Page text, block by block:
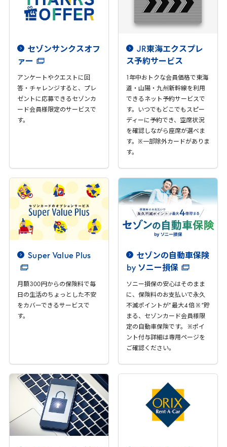
セゾンサンクスオフ
ァー
アンケートやクエストに回
答・チャレンジすると、プレ
ゼントに応募できるセゾンカ
ード会員様限定のサービスで
す。
JR東海エクスプレ
ス予約サービス
年中おトクな会員価格で東海
道・山陽・九州新幹線を利用
できるネット予約サービスで
す。いつでもどこでもスピー
ディーに予約でき、空席状況
を確認しながら座席が選べま
す。※一部除外カードがありま
す。
Super Value Plus
月額300 円からの保険料で毎
日の生活のちょっとした不安
をカバーできるサービスで
す。
セゾンの自動車保険
by ソニー損保
ソニー損保の安心はそのまま
に、保険料のお支払いで永久
不滅ポイントが” 最大4倍 ※ ”貯
まる、セゾンカード会員様限
定の自動車保険です。 ※ポイ
ント付与詳細は専用ページを
ご確認ください。